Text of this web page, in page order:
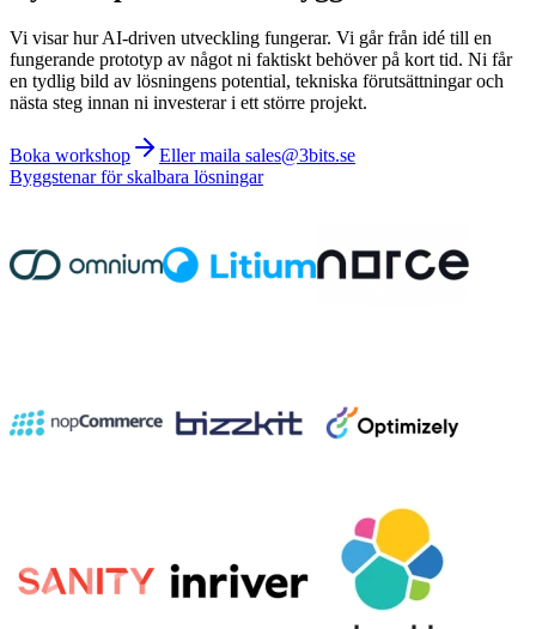
Vi visar hur AI-driven utveckling fungerar. Vi går från idé till en
fungerande prototyp av något ni faktiskt behöver på kort tid. Ni får
en tydlig bild av lösningens potential, tekniska förutsättningar och
nästa steg innan ni investerar i ett större projekt.
Boka workshop
Eller maila sales@3bits.se
Byggstenar för skalbara lösningar